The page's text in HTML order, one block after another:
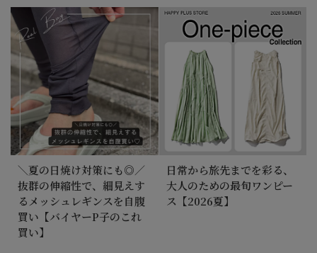
＼夏の日焼け対策にも◎／
抜群の伸縮性で、細見えす
るメッシュレギンスを自腹
買い【バイヤーP子のこれ
買い】
日常から旅先までを彩る、
大人のための最旬ワンピー
ス【2026夏】